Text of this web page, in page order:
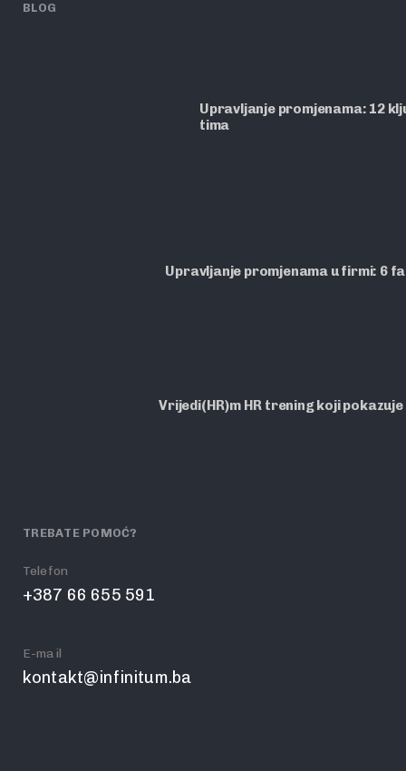
BLOG
Upravljanje promjenama: 12
tima
Upravljanje promjenama u firmi: 6
Vrijedi(HR)m HR trening koji
TREBATE POMOĆ?
Telefon
+387 66 655 591
E-mail
kontakt@infinitum.ba